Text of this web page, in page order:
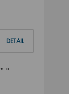
DETAIL
a